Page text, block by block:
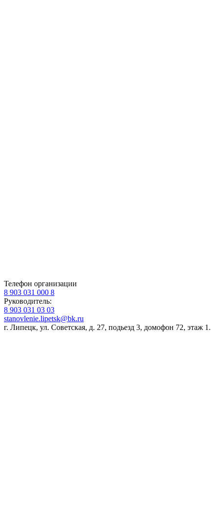
Телефон организации
8 903 031 000 8
Руководитель:
8 903 031 03 03
stanovlenie.lipetsk@bk.ru
г. Липецк, ул. Советская, д. 27, подьезд 3, домофон 72, этаж 1.